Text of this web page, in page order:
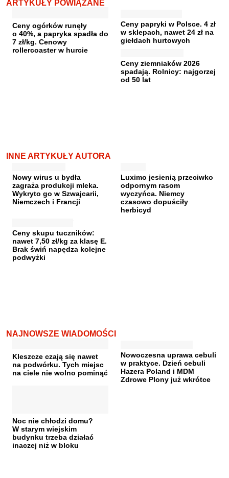
ARTYKUŁY POWIĄZANE
Ceny ogórków runęły
o 40%, a papryka spadła do
7 zł/kg. Cenowy
rollercoaster w hurcie
Ceny papryki w Polsce. 4 zł
w sklepach, nawet 24 zł na
giełdach hurtowych
Ceny ziemniaków 2026
spadają. Rolnicy: najgorzej
od 50 lat
INNE ARTYKUŁY AUTORA
Nowy wirus u bydła
zagraża produkcji mleka.
Wykryto go w Szwajcarii,
Niemczech i Francji
Luximo jesienią przeciwko
odpornym rasom
wyczyńca. Niemcy
czasowo dopuściły
herbicyd
Ceny skupu tuczników:
nawet 7,50 zł/kg za klasę E.
Brak świń napędza kolejne
podwyżki
NAJNOWSZE WIADOMOŚCI
Kleszcze czają się nawet
na podwórku. Tych miejsc
na ciele nie wolno pominąć
Nowoczesna uprawa cebuli
w praktyce. Dzień cebuli
Hazera Poland i MDM
Zdrowe Plony już wkrótce
Noc nie chłodzi domu?
W starym wiejskim
budynku trzeba działać
inaczej niż w bloku